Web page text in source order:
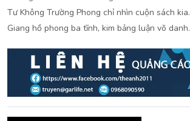
Tư Không Trường Phong chỉ nhìn cuộn sách kia.
Giang hồ phong ba tĩnh, kim bảng luận võ danh.